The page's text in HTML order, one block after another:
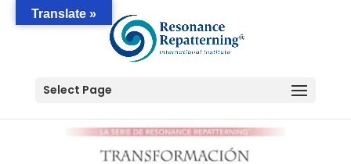
Select Page
Translate »